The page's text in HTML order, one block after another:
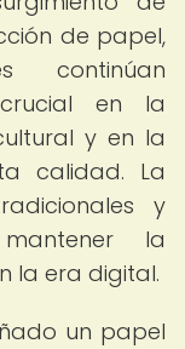
de papel,
continúan
en la
y en la
calidad. La
y
la
la era digital.
un papel